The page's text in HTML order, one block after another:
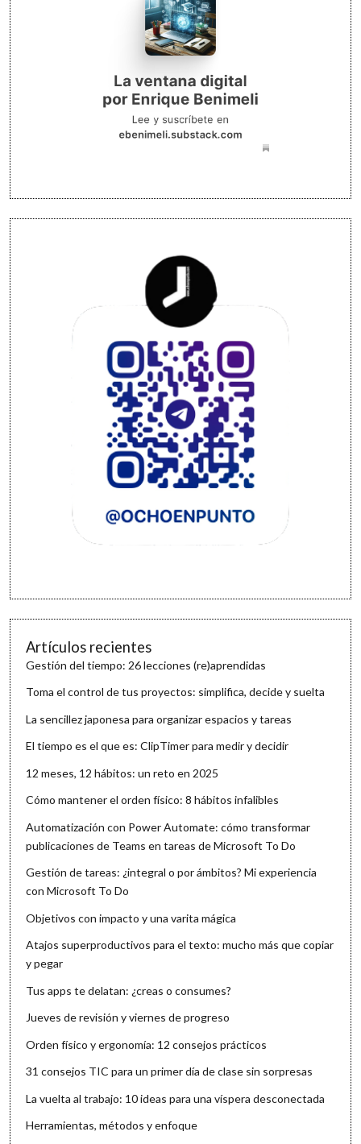
Artículos recientes
Gestión del tiempo: 26 lecciones (re)aprendidas
Toma el control de tus proyectos: simplifica, decide y suelta
La sencillez japonesa para organizar espacios y tareas
El tiempo es el que es: ClipTimer para medir y decidir
12 meses, 12 hábitos: un reto en 2025
Cómo mantener el orden físico: 8 hábitos infalibles
Automatización con Power Automate: cómo transformar
publicaciones de Teams en tareas de Microsoft To Do
Gestión de tareas: ¿integral o por ámbitos? Mi experiencia
con Microsoft To Do
Objetivos con impacto y una varita mágica
Atajos superproductivos para el texto: mucho más que copiar
y pegar
Tus apps te delatan: ¿creas o consumes?
Jueves de revisión y viernes de progreso
Orden físico y ergonomía: 12 consejos prácticos
31 consejos TIC para un primer día de clase sin sorpresas
La vuelta al trabajo: 10 ideas para una víspera desconectada
Herramientas, métodos y enfoque